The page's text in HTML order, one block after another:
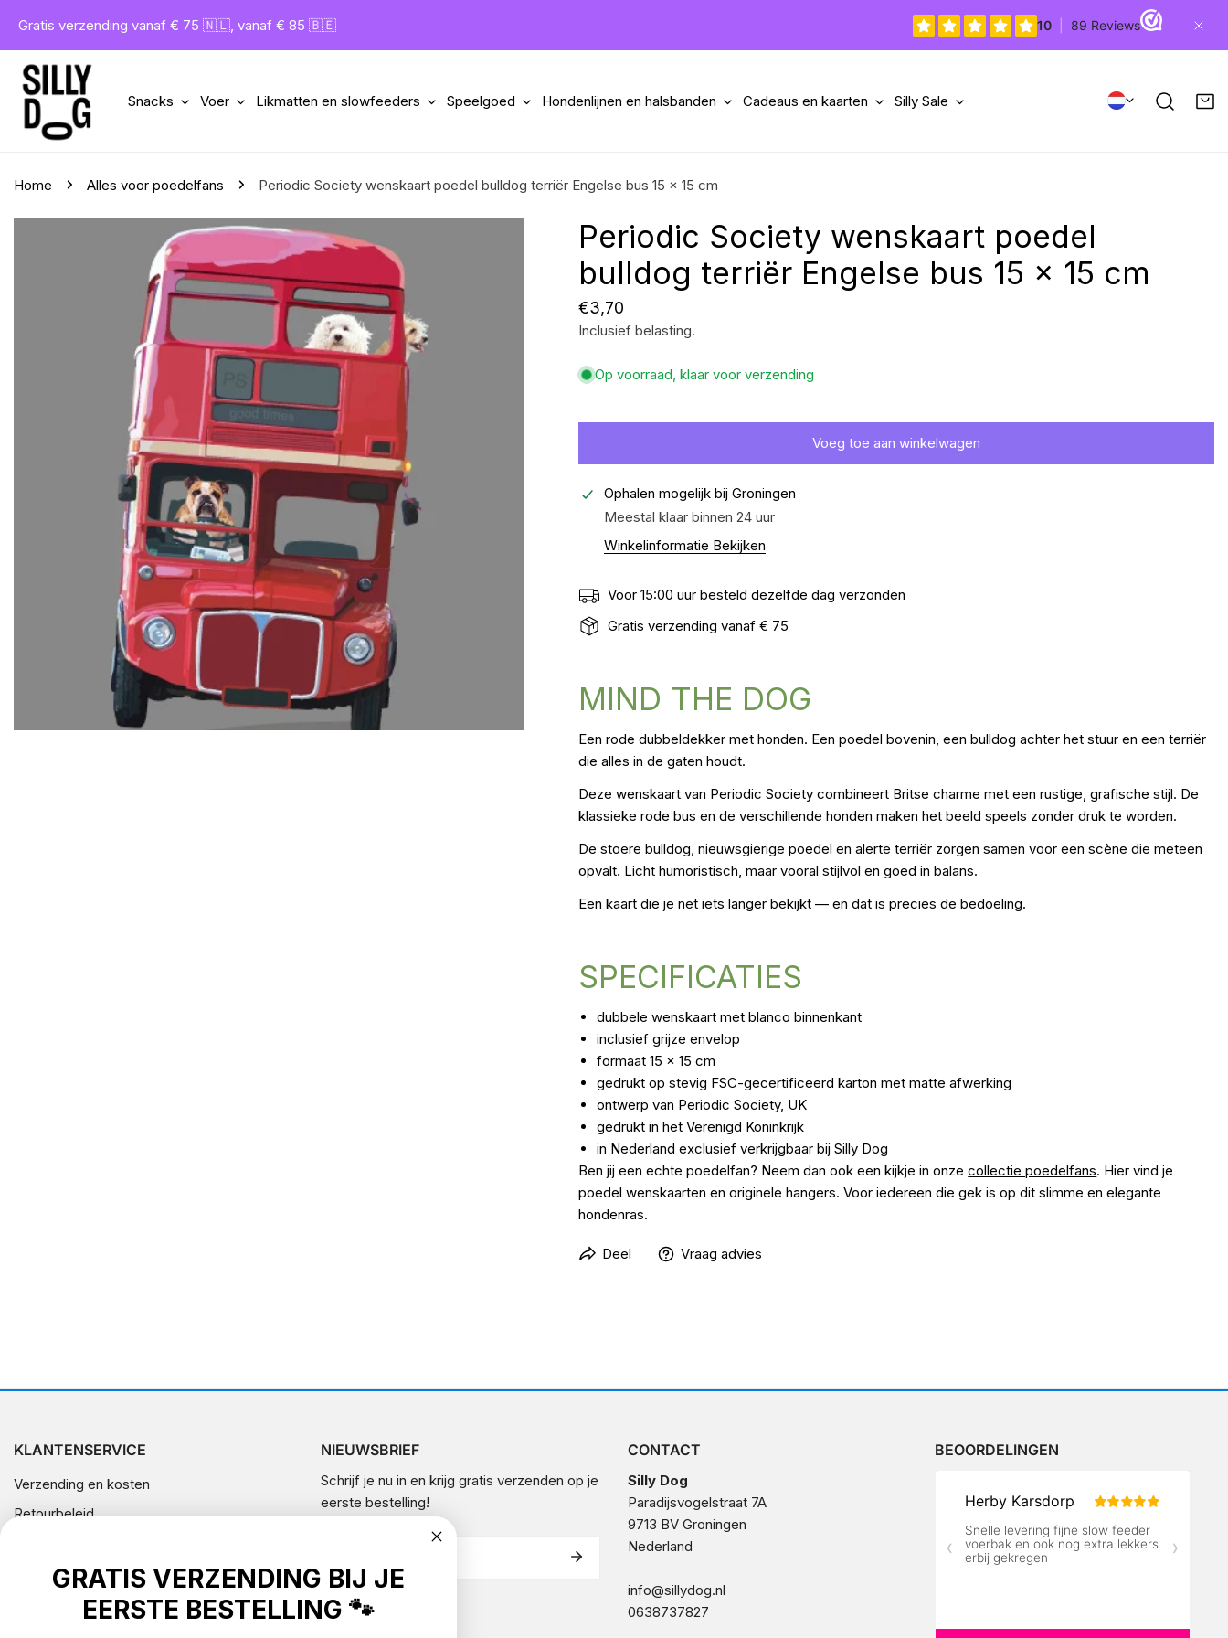
naar artikel
Gratis verzending vanaf € 75 🇳🇱, vanaf € 85 🇧🇪
Snacks Voer Likmatten en slowfeeders Speelgoed Hondenlijnen en halsbanden Cadeaus en kaarten Silly Sale LAND/
Home Alles voor poedelfans Periodic Society wenskaart poedel bulldog terriër Engelse bus 15 x 15 cm
Periodic Society wenskaart poedel
bulldog terriër Engelse bus 15 x 15 cm
Normale
prijs
€3,70
Inclusief belasting.
Op voorraad, klaar voor verzending
Voeg toe aan winkelwagen
Ophalen mogelijk bijGroningen
Meestal klaar binnen 24 uur
Winkelinformatie Bekijken
Voor 15:00 uur besteld dezelfde dag verzonden
Gratis verzending vanaf € 75
MIND THE DOG
Een rode dubbeldekker met honden. Een poedel bovenin, een bulldog achter het stuur en een terriër
die alles in de gaten houdt.
Deze wenskaart van Periodic Society combineert Britse charme met een rustige, grafische stijl. De
klassieke rode bus en de verschillende honden maken het beeld speels zonder druk te worden.
De stoere bulldog, nieuwsgierige poedel en alerte terriër zorgen samen voor een scène die meteen
opvalt. Licht humoristisch, maar vooral stijlvol en goed in balans.
Een kaart die je net iets langer bekijkt — en dat is precies de bedoeling.
SPECIFICATIES
dubbele wenskaart met blanco binnenkant
inclusief grijze envelop
formaat 15 x 15 cm
gedrukt op stevig FSC-gecertificeerd karton met matte afwerking
ontwerp van Periodic Society, UK
gedrukt in het Verenigd Koninkrijk
in Nederland exclusief verkrijgbaar bij Silly Dog
Ben jij een echte poedelfan? Neem dan ook een kijkje in onzecollectie poedelfans. Hier vind je
poedel wenskaarten en originele hangers. Voor iedereen die gek is op dit slimme en elegante
hondenras.
Deel Vraag advies
KLANTENSERVICE
Verzending en kosten
Retourbeleid
Privacybeleid
Contact gegevens (wettelijke kennisgeving)
NIEUWSBRIEF
Schrijf je nu in en krijg gratis verzenden op je
eerste bestelling!
mail
CONTACT
Silly Dog
Paradijsvogelstraat 7A
9713 BV Groningen
Nederland
info@sillydog.nl
0638737827
BEOORDELINGEN
GRATIS VERZENDING BIJ JE
EERSTE BESTELLING 🐾